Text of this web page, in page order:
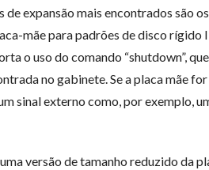
expansão mais encontrados são
mãe para padrões de disco rígido
o uso do comando “shutdown”,
no gabinete. Se a placa mãe
sinal externo como, por exemplo,
versão de tamanho reduzido da